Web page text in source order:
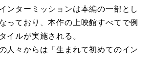
ンターミッションは本編の一部とし
っており、本作の上映館すべてで例
イルが実施される。
人々からは「生まれて初めてのイン